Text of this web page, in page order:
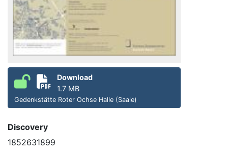
Download
1.7 MB
Gedenkstätte Roter Ochse Halle (Saale)
Discovery
1852631899